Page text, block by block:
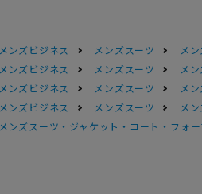
メンズビジネス メンズスーツ
メ
メンズビジネス メンズスーツ
メ
メンズビジネス メンズスーツ
メ
メンズビジネス メンズスーツ
メ
メンズスーツ・ジャケット・コート・フォ